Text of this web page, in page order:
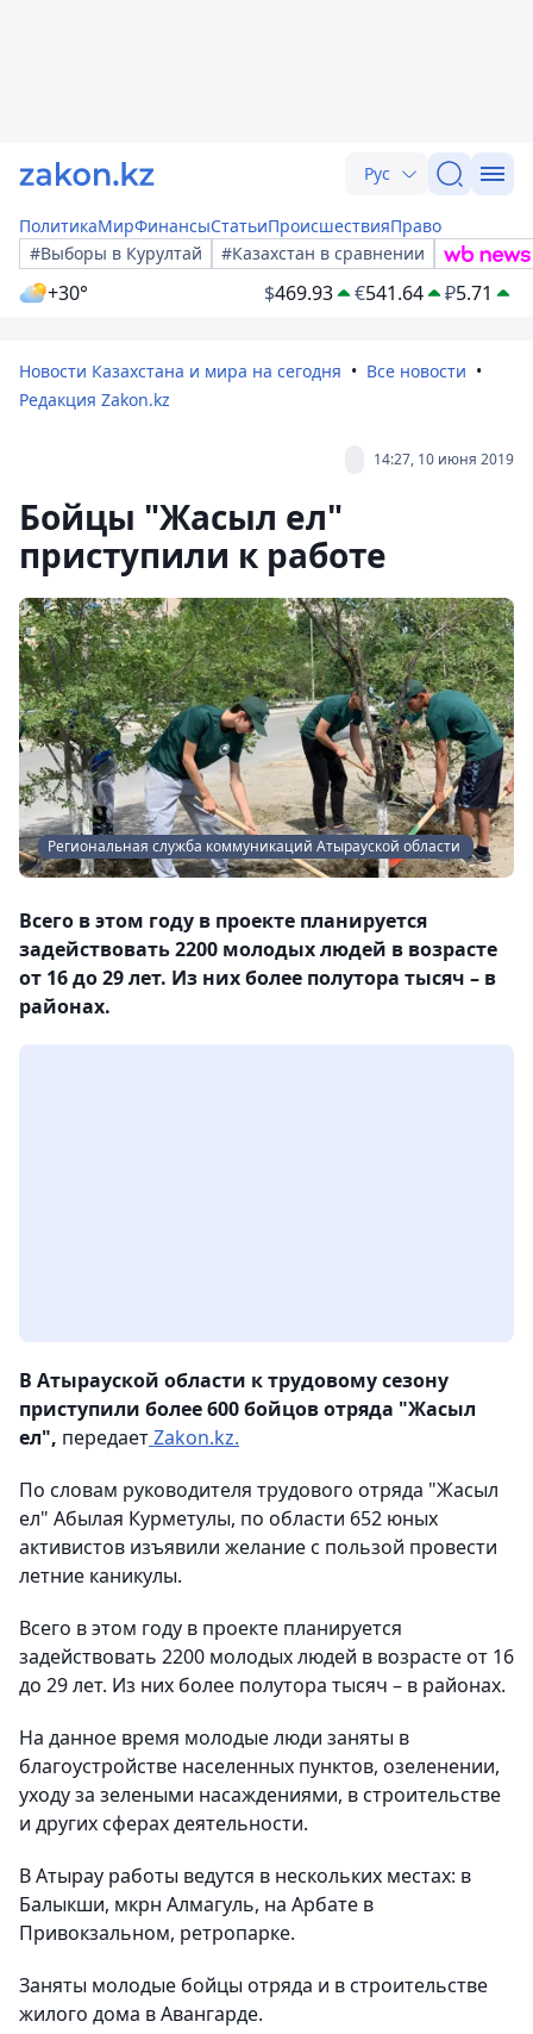
Рус
ПолитикаМирФинансыСтатьиПроисшествияПраво
#Выборы в Курултай
#Казахстан в сравнении
+30° $469.93 €541.64 ₽5.71
Новости Казахстана и мира на сегодня
Все новости
Редакция Zakon.kz
14:27, 10 июня 2019
Бойцы "Жасыл ел"
приступили к работе
Региональная служба коммуникаций Атырауской области
Всего в этом году в проекте планируется
задействовать 2200 молодых людей в возрасте
от 16 до 29 лет. Из них более полутора тысяч – в
районах.
В Атырауской области к трудовому сезону
приступили более 600 бойцов отряда "Жасыл
ел", передаетZakon.kz.
По словам руководителя трудового отряда "Жасыл
ел" Абылая Курметулы, по области 652 юных
активистов изъявили желание с пользой провести
летние каникулы.
Всего в этом году в проекте планируется
задействовать 2200 молодых людей в возрасте от 16
до 29 лет. Из них более полутора тысяч – в районах.
На данное время молодые люди заняты в
благоустройстве населенных пунктов, озеленении,
уходу за зелеными насаждениями, в строительстве
и других сферах деятельности.
В Атырау работы ведутся в нескольких местах: в
Балыкши, мкрн Алмагуль, на Арбате в
Привокзальном, ретропарке.
Заняты молодые бойцы отряда и в строительстве
жилого дома в Авангарде.